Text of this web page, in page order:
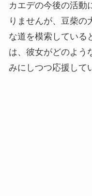
カエデの今後の活動
りませんが、豆柴の
な道を模索している
は、彼女がどのよう
みにしつつ応援して